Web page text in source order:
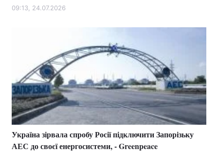
09:13, 24.07.2026
Україна зірвала спробу Росії підключити Запорізьку
АЕС до своєї енергосистеми, - Greenpeace